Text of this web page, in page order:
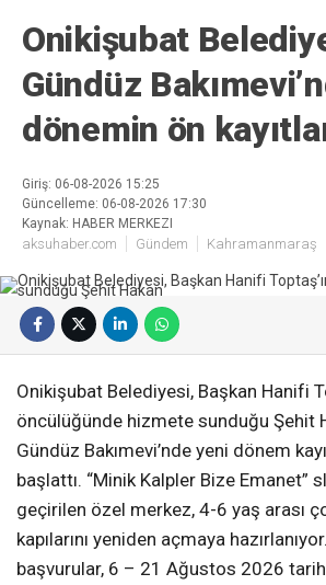
Onikişubat
Gündüz
dönemin ön
Giriş: 06-08-2026 15:25
Güncelleme: 06-08-2026 17:30
Kaynak: HABER MERKEZI
aksuhaber.com Gündem Kahramanmaraş
Onikişubat Belediyesi, Başkan Hanifi
öncülüğünde hizmete sunduğu Şehit
Gündüz Bakımevi’nde yeni dönem
başlattı. “Minik Kalpler Bize Emanet”
geçirilen özel merkez, 4-6 yaş arası
kapılarını yeniden açmaya
başvurular, 6 – 21 Ağustos 2026